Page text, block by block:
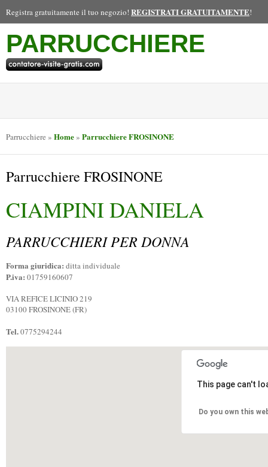
Registra gratuitamente il tuo negozio! REGISTRATI GRATUITAMENTE!
PARRUCCHIERE
Parrucchiere » Home» Parrucchiere FROSINONE
Parrucchiere FROSINONE
CIAMPINI DANIELA
PARRUCCHIERI PER DONNA
Forma giuridica: ditta individuale
P.iva: 01759160607
VIA REFICE LICINIO 219
03100 FROSINONE (FR)
Tel.0775294244
This page can't
Do you own this